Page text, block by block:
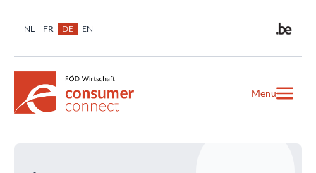
NL FR DE EN
Menü